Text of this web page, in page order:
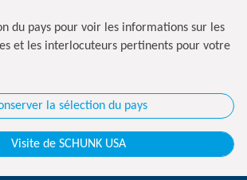
du pays pour voir les informations sur les
et les interlocuteurs pertinents pour votre
la sélection du pays
Visite de SCHUNK USA